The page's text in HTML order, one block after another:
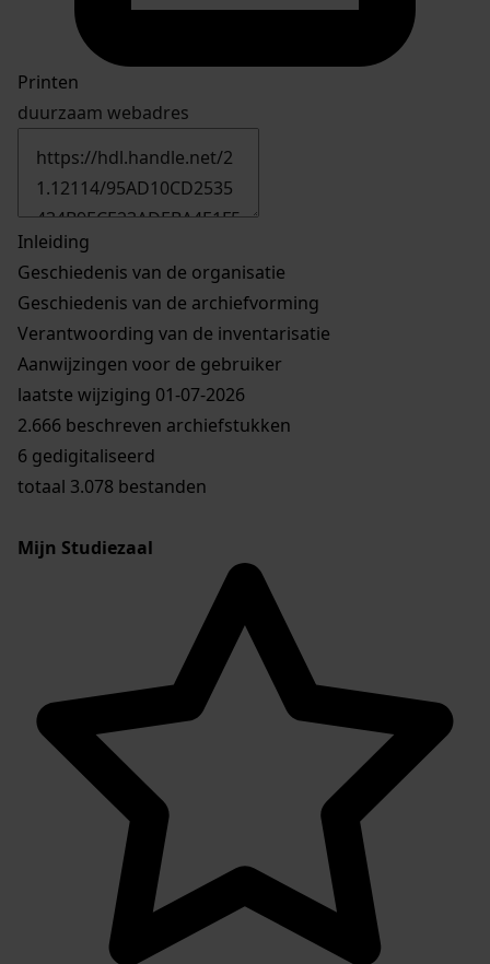
Printen
duurzaam webadres
Inleiding
Geschiedenis van de organisatie
Geschiedenis van de archiefvorming
Verantwoording van de inventarisatie
Aanwijzingen voor de gebruiker
laatste wijziging 01-07-2026
2.666 beschreven archiefstukken
6 gedigitaliseerd
totaal 3.078 bestanden
Mijn Studiezaal